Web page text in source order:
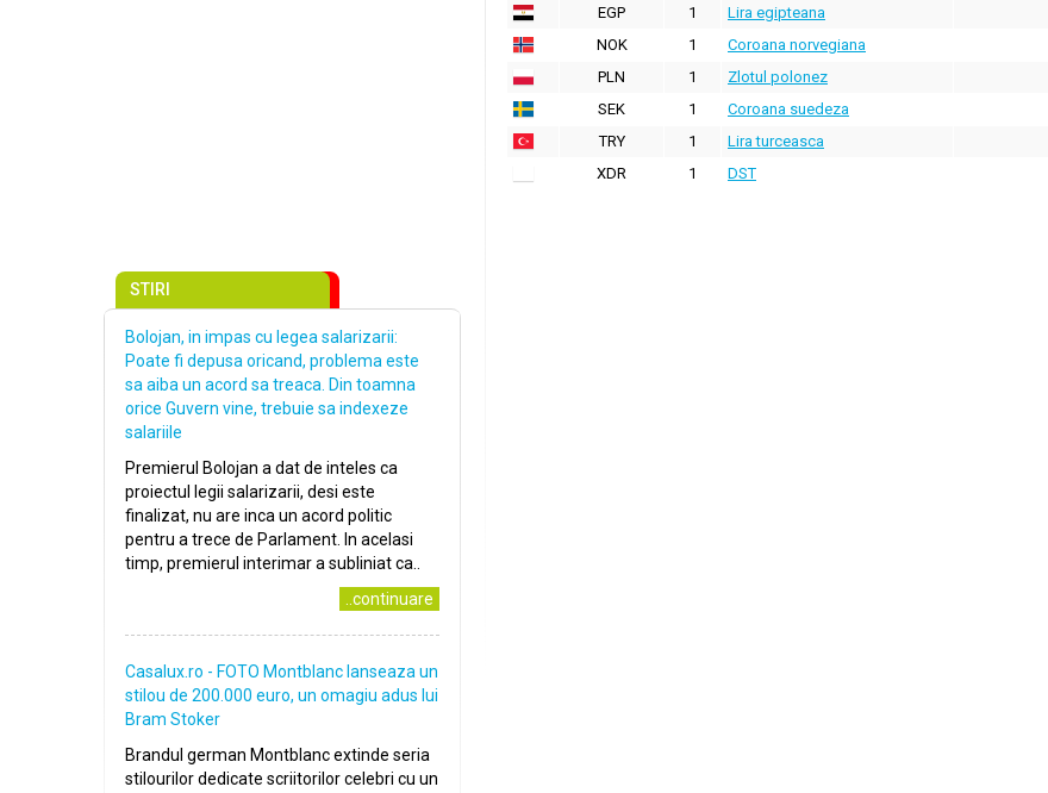
EGP
1 Lira egipteana
NOK
1 Coroana norvegiana
PLN
1 Zlotul polonez
SEK
1 Coroana suedeza
TRY
1 Lira turceasca
XDR
1 DST
STIRI
Bolojan, in impas cu legea salarizarii:
Poate fi depusa oricand, problema este
sa aiba un acord sa treaca. Din toamna
orice Guvern vine, trebuie sa indexeze
salariile
Premierul Bolojan a dat de inteles ca
proiectul legii salarizarii, desi este
finalizat, nu are inca un acord politic
pentru a trece de Parlament. In acelasi
timp, premierul interimar a subliniat ca..
..continuare
Casalux.ro - FOTO Montblanc lanseaza un
stilou de 200.000 euro, un omagiu adus lui
Bram Stoker
Brandul german Montblanc extinde seria
stilourilor dedicate scriitorilor celebri cu un